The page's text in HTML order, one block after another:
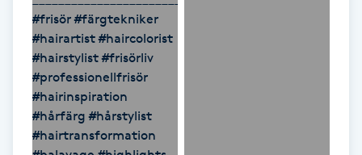
Medial vägledning
Medicinsk massage
Meditation
Medium